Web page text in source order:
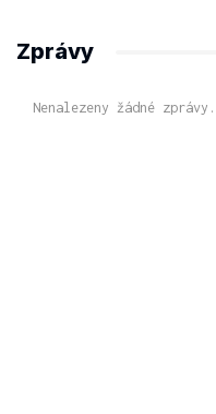
Zprávy
Nenalezeny žádné zprávy.